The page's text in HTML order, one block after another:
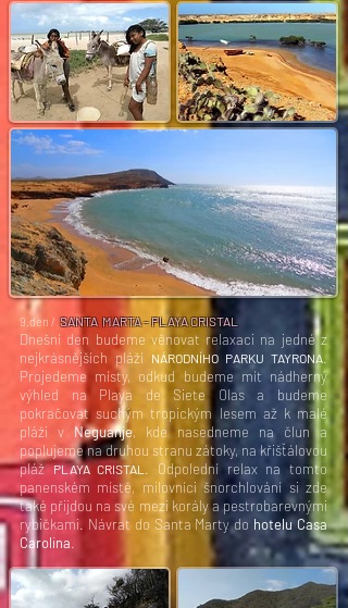
9.den / SANTA MARTA - PLAYA CRISTAL
Dnešní den budeme věnovat relaxaci na jedné z
nejkrásnějších pláží
NÁRODNÍHO PARKU TAYRONA.
Projedeme místy, odkud budeme mít nádherný
výhled na Playa de Siete Olas a budeme
pokračovat suchým tropickým lesem až k malé
pláži v Neguanje, kde nasedneme na člun a
poplujeme na druhou stranu zátoky, na křišťálovou
plážPLAYA CRISTAL . Odpolední relax na tomto
panenském místě, milovníci šnorchlování si zde
také přijdou na své mezi korály a pestrobarevnými
rybičkami. Návrat do Santa Marty do hotelu Casa
Carolina.